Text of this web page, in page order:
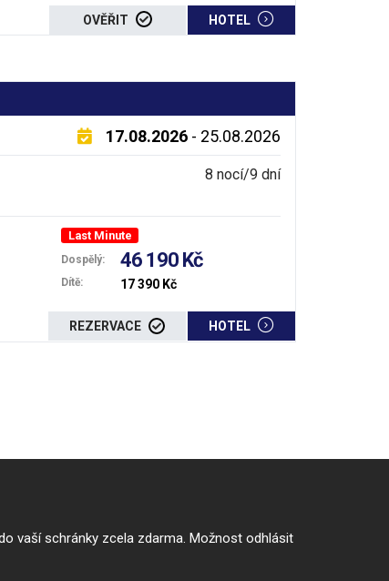
OVĚŘIT HOTEL
17.08.2026 - 25.08.2026
8 nocí/9 dní
Last Minute
Dospělý: 46 190 Kč
Dítě: 17 390 Kč
REZERVACE HOTEL
vaší schránky zcela zdarma. Možnost odhlásit